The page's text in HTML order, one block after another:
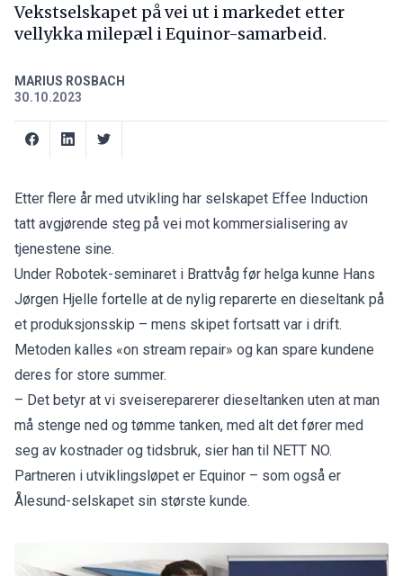
Vekstselskapet på vei ut i markedet etter
vellykka milepæl i Equinor-samarbeid.
MARIUS ROSBACH
30.10.2023
Etter flere år med utvikling har selskapet Effee Induction
tatt avgjørende steg på vei mot kommersialisering av
tjenestene sine.
Under Robotek-seminaret i Brattvåg før helga kunne Hans
Jørgen Hjelle fortelle at de nylig reparerte en dieseltank på
et produksjonsskip – mens skipet fortsatt var i drift.
Metoden kalles «on stream repair» og kan spare kundene
deres for store summer.
– Det betyr at vi sveisereparerer dieseltanken uten at man
må stenge ned og tømme tanken, med alt det fører med
seg av kostnader og tidsbruk, sier han til NETT NO.
Partneren i utviklingsløpet er Equinor – som også er
Ålesund-selskapet sin største kunde.